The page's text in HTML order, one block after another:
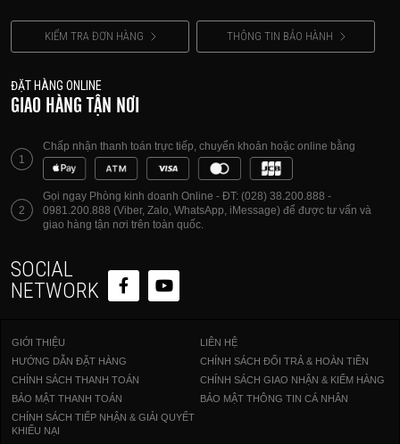
KIỂM TRA ĐƠN HÀNG THÔNG TIN BẢO HÀNH
ĐẶT HÀNG ONLINE
GIAO HÀNG TẬN NƠI
1
Chấp nhận thanh toán trực tiếp, chuyển khoản hoặc online bằng
2
Gọi ngay Phòng kinh doanh Online - ĐT: (028) 38.200.888 -
0981.200.888 (Viber, Zalo, WhatsApp, iMessage) để được tư vấn và
giao hàng tận nơi trên toàn quốc.
SOCIAL
NETWORK
GIỚI THIỆU
LIÊN HỆ
HƯỚNG DẪN ĐẶT HÀNG
CHÍNH SÁCH ĐỔI TRẢ & HOÀN TIỀN
CHÍNH SÁCH THANH TOÁN
CHÍNH SÁCH GIAO NHẬN & KIỂM HÀNG
BẢO MẬT THANH TOÁN
BẢO MẬT THÔNG TIN CÁ NHÂN
CHÍNH SÁCH TIẾP NHẬN & GIẢI QUYẾT
KHIẾU NẠI